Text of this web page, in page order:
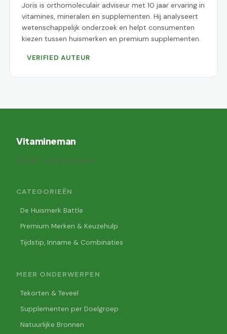
Joris is orthomoleculair adviseur met 10 jaar ervaring in
vitamines, mineralen en supplementen. Hij analyseert
wetenschappelijk onderzoek en helpt consumenten
kiezen tussen huismerken en premium supplementen.
VERIFIED AUTEUR
Vitamineman
Auteur: Joris Verhoeven
CATEGORIEËN
De Huismerk Battle
Premium Merken & Keuzehulp
Tijdstip, Inname & Combinaties
MEER ONDERWERPEN
Tekorten & Teveel
Supplementen per Doelgroep
Natuurlijke Bronnen